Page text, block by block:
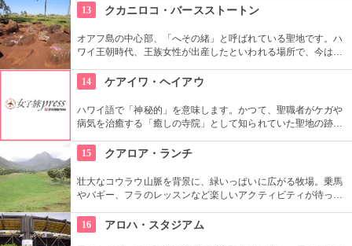
食べたくなっちゃいそう。ロコも観光客も多く集まる人気の朝
市なので、売り切れが発生するかも。なるべく早い時間に行っ
てみよう。
13 クカニロコ・バースストートン
オアフ島の中心部、「へその緒」と呼ばれている聖地です。ハ
ワイ王朝時代、王族女性が出産したといわれる場所で、今は子
くさんのエネルギーを浴びて帰ってくださいね。
14 ケアイワ・ヘイアウ
ハワイ語で「神秘的」を意味します。かつて、聖職者がケガや
病気を治癒する「癒しの寺院」として知られていた聖地の跡地
れ、市民の憩いの場所になっています。
15 クアロア・ランチ
壮大なコウラウ山脈を背景に、緑いっぱいに広がる牧場。乗馬
やバギー、フラのレッスンなど楽しいアクティビティが待って
ック・パーク』のロケ地としても知られ、ロケ地巡りのバスも
あります。
16 アロハ・スタジアム